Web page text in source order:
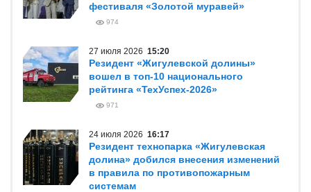
фестиваля «Золотой муравей»
974
27 июля 2026 15:20
Резидент «Жигулевской долины»
вошел в топ-10 национального
рейтинга «ТехУспех-2026»
971
24 июля 2026 16:17
Резидент технопарка «Жигулевская
долина» добился внесения изменений
в правила по противопожарным
системам